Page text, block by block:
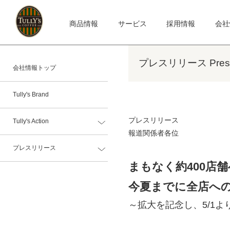
商品情報 サービス 採用情報 会
会社情報トップ
Tully's Brand
Tully's Action
プレスリリース
プレスリリース
プレスリリース
報道関係者各位
まもなく約400店
今夏までに全店へ
～拡大を記念し、5/1よ